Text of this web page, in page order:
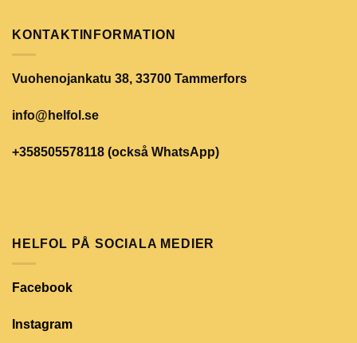
KONTAKTINFORMATION
Vuohenojankatu 38, 33700 Tammerfors
info@helfol.se
+358505578118 (också WhatsApp)
HELFOL PÅ SOCIALA MEDIER
Facebook
Instagram